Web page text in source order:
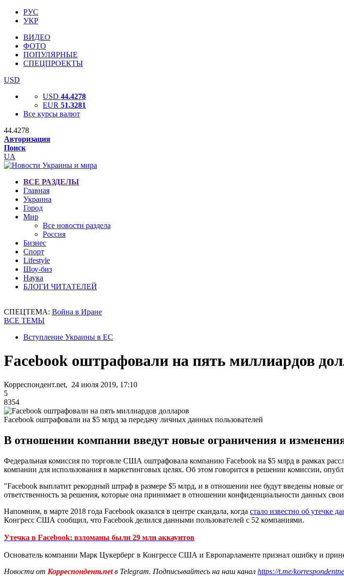
РУС
УКР
ВИДЕО
ФОТО
ПОПУЛЯРНЫЕ
СПЕЦПРОЕКТЫ
USD
USD 44.4278
EUR 51.3281
Все курсы валют
44.4278
Авторизация
Поиск
UA
ВСЕ РАЗДЕЛЫ
Главная
Украина
Город
Мир
Все новости раздела
Россия
Бизнес
Спорт
Lifestyle
Шоу-биз
Наука
БЛОГИ ЧИТАТЕЛЕЙ
СПЕЦТЕМА: Война в Иране
ВСЕ ТЕМЫ
Вступление Украины в ЕС
Facebook оштрафовали на пять миллиардов
Корреспондент.net, 24 июля 2019, 17:10
5
8354
Facebook оштрафовали на $5 млрд за передачу личных данных пользователей
В отношении компании введут новые ограничения и
Федеральная комиссия по торговле США оштрафовала компанию Facebook на $5 млрд в рамках
компании для использования в маркетинговых целях. Об этом говорится в решении комиссии,
"Facebook выплатит рекордный штраф в размере $5 млрд, и в отношении нее будут введены новые
ответственность за решения, которые она принимает в отношении конфиденциальности данных
Напомним, в марте 2018 года Facebook оказался в центре скандала, когда стало известно об утечке
Конгресс США сообщил, что Facebook делился данными пользователей с 52 компаниями.
Утечка в Facebook: взломаны были 29 млн аккаунтов
Основатель компании Марк Цукерберг в Конгрессе США и Европарламенте признал ошибку и
Новости от Корреспондент.netв Telegram. Подписывайтесь на наш канал https://t.me/